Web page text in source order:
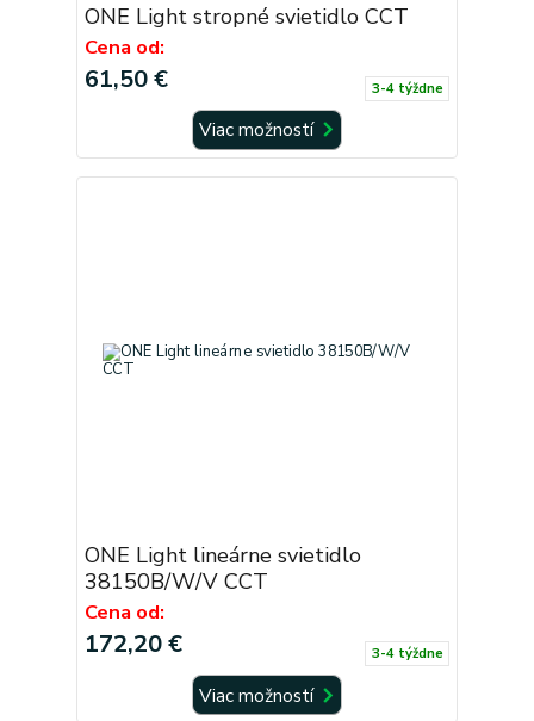
ONE Light stropné svietidlo CCT
Cena od:
61,50 € 3-4 týždne
Viac možností
ONE Light lineárne svietidlo
38150B/W/V CCT
Cena od:
172,20 € 3-4 týždne
Viac možností